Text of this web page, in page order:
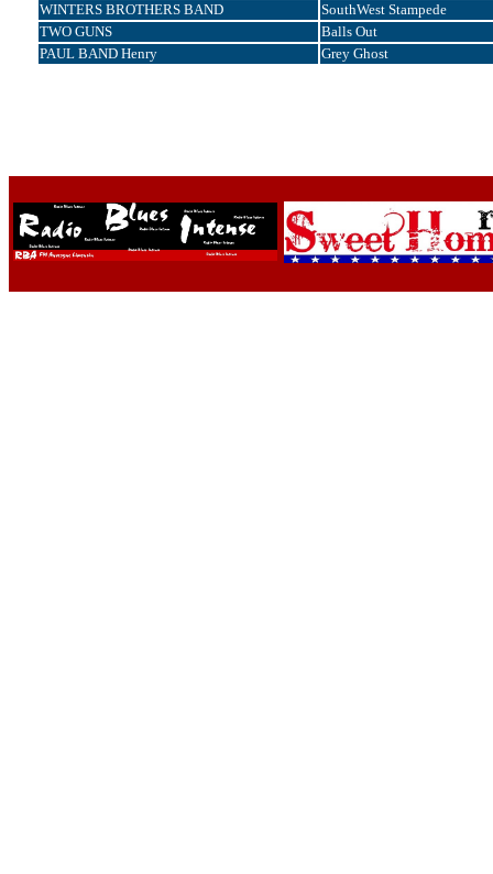
WINTERS BROTHERS BAND
SouthWest Stampede
TWO GUNS
Balls Out
PAUL BAND Henry
Grey Ghost